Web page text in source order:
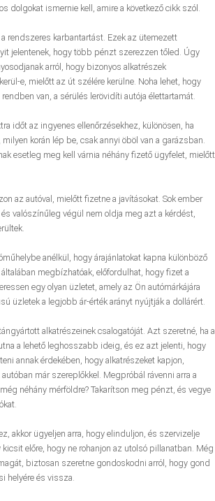
dolgokat ismernie kell, amire a következő cikk szól.
rendszeres karbantartást. Ezek az ütemezett
jelentenek, hogy több pénzt szerezzen tőled. Úgy
arról, hogy bizonyos alkatrészek
e, mielőtt az út szélére kerülne. Noha lehet, hogy
van, a sérülés lerövidíti autója élettartamát.
időt az ingyenes ellenőrzésekhez, különösen, ha
korán lép be, csak annyi öböl van a garázsban.
esetleg meg kell várnia néhány fizető ügyfelet, mielőtt
az autóval, mielőtt fizetne a javításokat. Sok ember
valószínűleg végül nem oldja meg azt a kérdést,
anélkül, hogy árajánlatokat kapna különböző
általában megbízhatóak, előfordulhat, hogy fizet a
egy olyan üzletet, amely az Ön autómárkájára
üzletek a legjobb ár-érték arányt nyújtják a dollárért.
alkatrészeinek csalogatóját. Azt szeretné, ha a
a lehető leghosszabb ideig, és ez azt jelenti, hogy
annak érdekében, hogy alkatrészeket kapjon,
már szereplőkkel. Megpróbál rávenni arra a
néhány mérföldre? Takarítson meg pénzt, és vegye
akkor ügyeljen arra, hogy elinduljon, és szervizelje
előre, hogy ne rohanjon az utolsó pillanatban. Még
biztosan szeretne gondoskodni arról, hogy gond
helyére és vissza.